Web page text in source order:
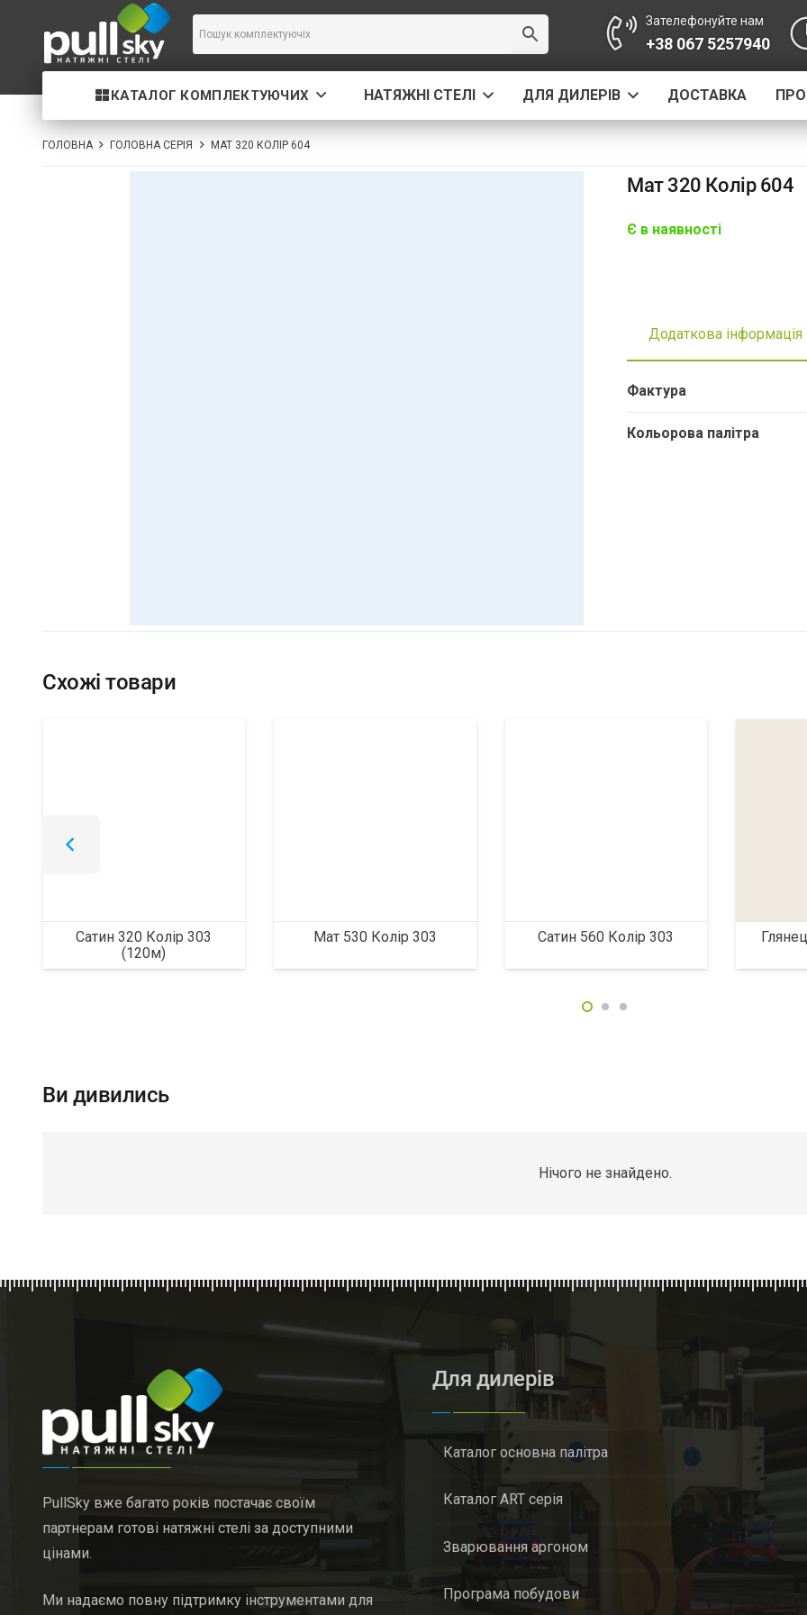
Зателефонуйте нам
+38 067 5257940
КАТАЛОГ КОМПЛЕКТУЮЧИХ НАТЯЖНІ СТЕЛІ ДЛЯ ДИЛЕРІВ ДОСТАВКА
ГОЛОВНА ГОЛОВНА СЕРІЯ МАТ 320 КОЛІР 604
Мат 320 Колір 604
Є в наявності
Додаткова інформація
Фактура
Кольорова палітра
Схожі товари
Сатин 320 Колір 303
(120м)
Мат 530 Колір 303 Сатин 560 Колір 303
Ви дивились
Нічого не знайдено.
PullSky вже багато років постачає своїм
партнерам готові натяжні стелі за доступними
цінами.
Ми надаємо повну підтримку інструментами для
Для дилерів
Каталог основна палітра
Каталог ART серія
Зварювання аргоном
Програма побудови